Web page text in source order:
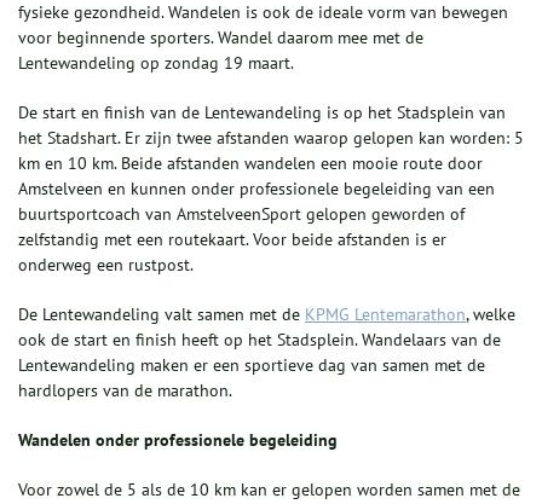
fysieke gezondheid. Wandelen is ook de ideale vorm van bewegen
voor beginnende sporters. Wandel daarom mee met de
Lentewandeling op zondag 19 maart.
De start en finish van de Lentewandeling is op het Stadsplein van
het Stadshart. Er zijn twee afstanden waarop gelopen kan worden: 5
km en 10 km. Beide afstanden wandelen een mooie route door
Amstelveen en kunnen onder professionele begeleiding van een
buurtsportcoach van AmstelveenSport gelopen geworden of
zelfstandig met een routekaart. Voor beide afstanden is er
onderweg een rustpost.
De Lentewandeling valt samen met de KPMG Lentemarathon, welke
ook de start en finish heeft op het Stadsplein. Wandelaars van de
Lentewandeling maken er een sportieve dag van samen met de
hardlopers van de marathon.
Wandelen onder professionele begeleiding
Voor zowel de 5 als de 10 km kan er gelopen worden samen met de